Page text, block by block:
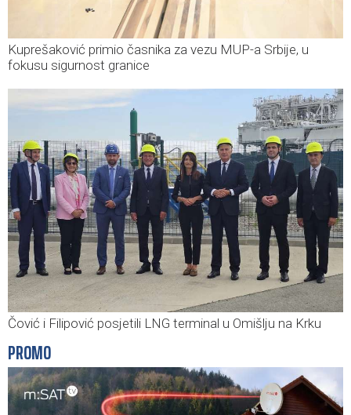
Kuprešaković primio časnika za vezu MUP-a Srbije, u
fokusu sigurnost granice
Čović i Filipović posjetili LNG terminal u Omišlju na Krku
PROMO